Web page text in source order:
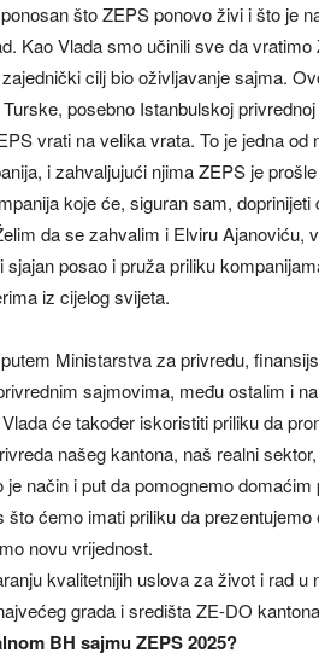
što ZEPS ponovo živi i što je
Kao Vlada smo učinili sve da
cilj bio oživljavanje sajma.
posebno Istanbulskoj
vrati na velika vrata. To je jedna od
i zahvaljujući njima ZEPS je
koje će, siguran sam, doprinijeti
da se zahvalim i Elviru Ajanoviću,
posao i pruža priliku
iz cijelog svijeta.
Ministarstva za privredu,
sajmovima, među ostalim i
će također iskoristiti priliku da
našeg kantona, naš realni
način i put da pomognemo
ćemo imati priliku da
novu vrijednost.
kvalitetnijih uslova za život i rad u
grada i središta ZE-DO
BH sajmu ZEPS 2025?